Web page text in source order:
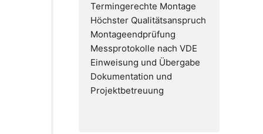
Termingerechte Montage
Höchster Qualitätsanspruch
Montageendprüfung
Messprotokolle nach VDE
Einweisung und Übergabe
Dokumentation und
Projektbetreuung